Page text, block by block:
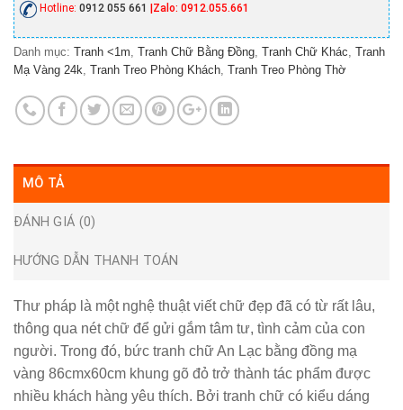
Hotline: 0912 055 661 |Zalo: 0912.055.661
Danh mục: Tranh <1m, Tranh Chữ Bằng Đồng, Tranh Chữ Khác, Tranh
Mạ Vàng 24k, Tranh Treo Phòng Khách, Tranh Treo Phòng Thờ
MÔ TẢ
ĐÁNH GIÁ (0)
HƯỚNG DẪN THANH TOÁN
Thư pháp là một nghệ thuật viết chữ đẹp đã có từ rất lâu,
thông qua nét chữ để gửi gắm tâm tư, tình cảm của con
người. Trong đó, bức tranh chữ An Lạc bằng đồng mạ
vàng 86cmx60cm khung gõ đỏ trở thành tác phẩm được
nhiều khách hàng yêu thích. Bởi tranh chữ có kiểu dáng